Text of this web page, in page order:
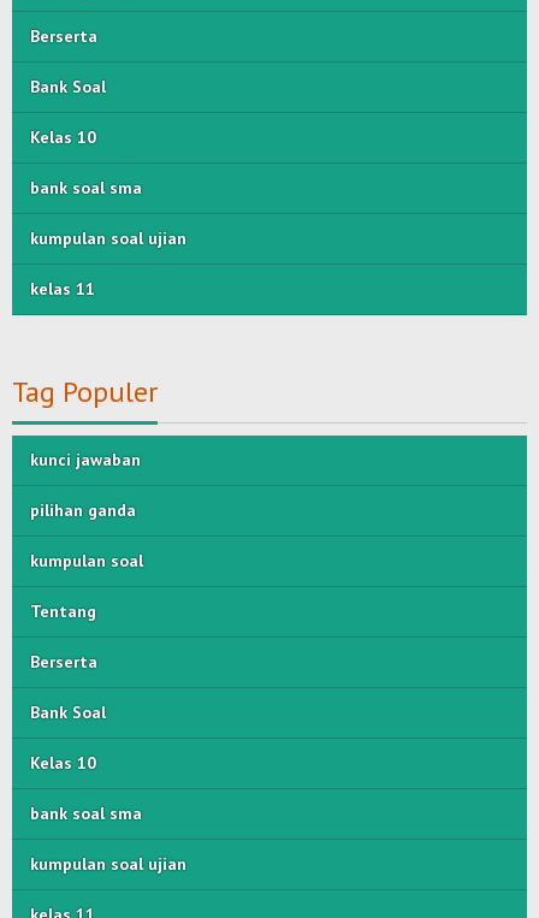
Berserta
Bank Soal
Kelas 10
bank soal sma
kumpulan soal ujian
kelas 11
Tag Populer
kunci jawaban
pilihan ganda
kumpulan soal
Tentang
Berserta
Bank Soal
Kelas 10
bank soal sma
kumpulan soal ujian